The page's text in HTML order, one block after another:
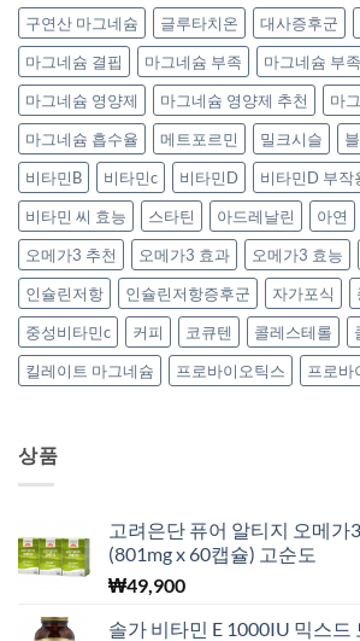
구연산 마그네슘 글루타치온 대사증후군
마그네슘 결핍
마그네슘 부족
마그네슘 부
마그네슘 영양제
마그네슘 영양제 추천
마
마그네슘 흡수율
메트포르민 밀크시슬
비타민B
비타민c 비타민D 비타민D 부작
비타민 씨 효능
스타틴 아드레날린 아연
오메가3 추천
오메가3 효과 오메가3 효능
인슐린저항
인슐린저항증후군 자가포식
중성비타민c
커피 코큐텐 콜레스테롤
킬레이트 마그네슘
프로바이오틱스 프로바
상품
고려은단 퓨어 알티지 오메가
(801mg x 60캡슐) 고순도
₩49,900
솔가 비타민 E 1000IU 믹스드